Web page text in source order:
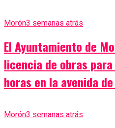
Morón3 semanas atrás
El Ayuntamiento de
licencia de obras para
horas en la avenida
Morón3 semanas atrás